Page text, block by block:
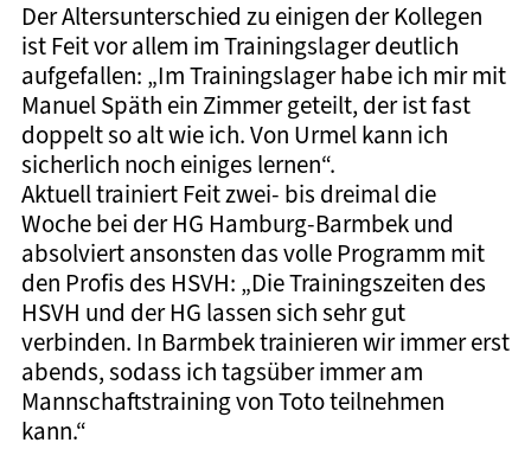
Der Altersunterschied zu einigen der Kollegen
ist Feit vor allem im Trainingslager deutlich
aufgefallen: „Im Trainingslager habe ich mir mit
Manuel Späth ein Zimmer geteilt, der ist fast
doppelt so alt wie ich. Von Urmel kann ich
sicherlich noch einiges lernen“.
Aktuell trainiert Feit zwei- bis dreimal die
Woche bei der HG Hamburg-Barmbek und
absolviert ansonsten das volle Programm mit
den Profis des HSVH: „Die Trainingszeiten des
HSVH und der HG lassen sich sehr gut
verbinden. In Barmbek trainieren wir immer erst
abends, sodass ich tagsüber immer am
Mannschaftstraining von Toto teilnehmen
kann.“